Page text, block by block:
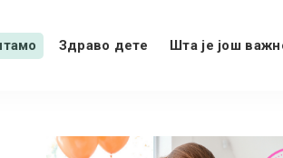
Здраво дете Шта је још